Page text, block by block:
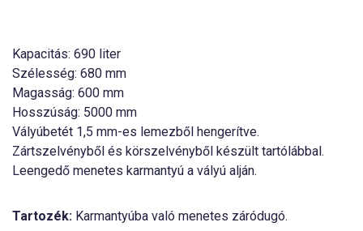
Kapacitás: 690 liter
Szélesség: 680 mm
Magasság: 600 mm
Hosszúság: 5000 mm
Vályúbetét 1,5 mm-es lemezből hengerítve.
Zártszelvényből és körszelvényből készült tartólábbal.
Leengedő menetes karmantyú a vályú alján.
Tartozék: Karmantyúba való menetes záródugó.